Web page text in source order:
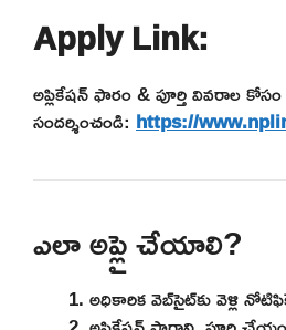
Apply Link:
అప్లికేషన్ ఫారం & పూర్తి వివరాల
సందర్శించండి: https://
ఎలా అప్లై చేయాలి?
అధికారిక వెబ్‌సైట్‌కు వెళ్లి